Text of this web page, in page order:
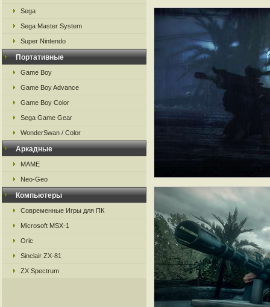
Sega
Sega Master System
Super Nintendo
Портативные
Game Boy
Game Boy Advance
Game Boy Color
Sega Game Gear
WonderSwan / Color
Аркадные
MAME
Neo-Geo
Компьютеры
Современные Игры для ПК
Microsoft MSX-1
Oric
Sinclair ZX-81
ZX Spectrum